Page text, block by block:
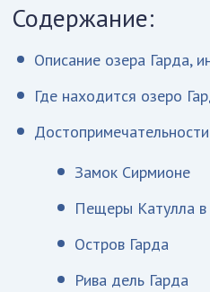
Содержание:
Описание озера Гарда,
Где находится озеро
Замок Сирмионе
Пещеры Катулла
Остров Гарда
Рива дель Гарда